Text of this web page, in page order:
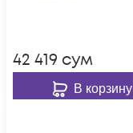
42 419 сум
В корзину